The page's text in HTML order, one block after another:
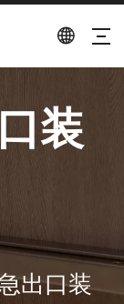
装
出口装